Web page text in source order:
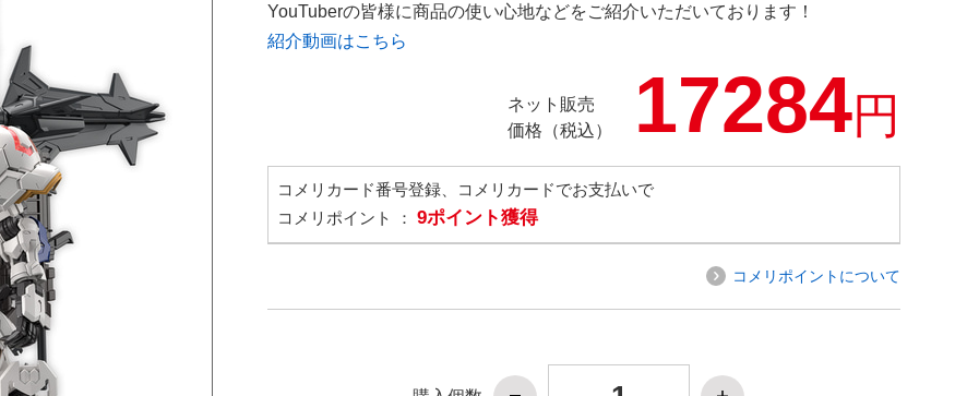
YouTuberの皆様に商品の使い心地などをご紹介いただいております！
紹介動画はこちら
ネット販売
価格（税込）
17284円
コメリカード番号登録、コメリカードでお支払いで
コメリポイント ： 9ポイント獲得
コメリポイントについて